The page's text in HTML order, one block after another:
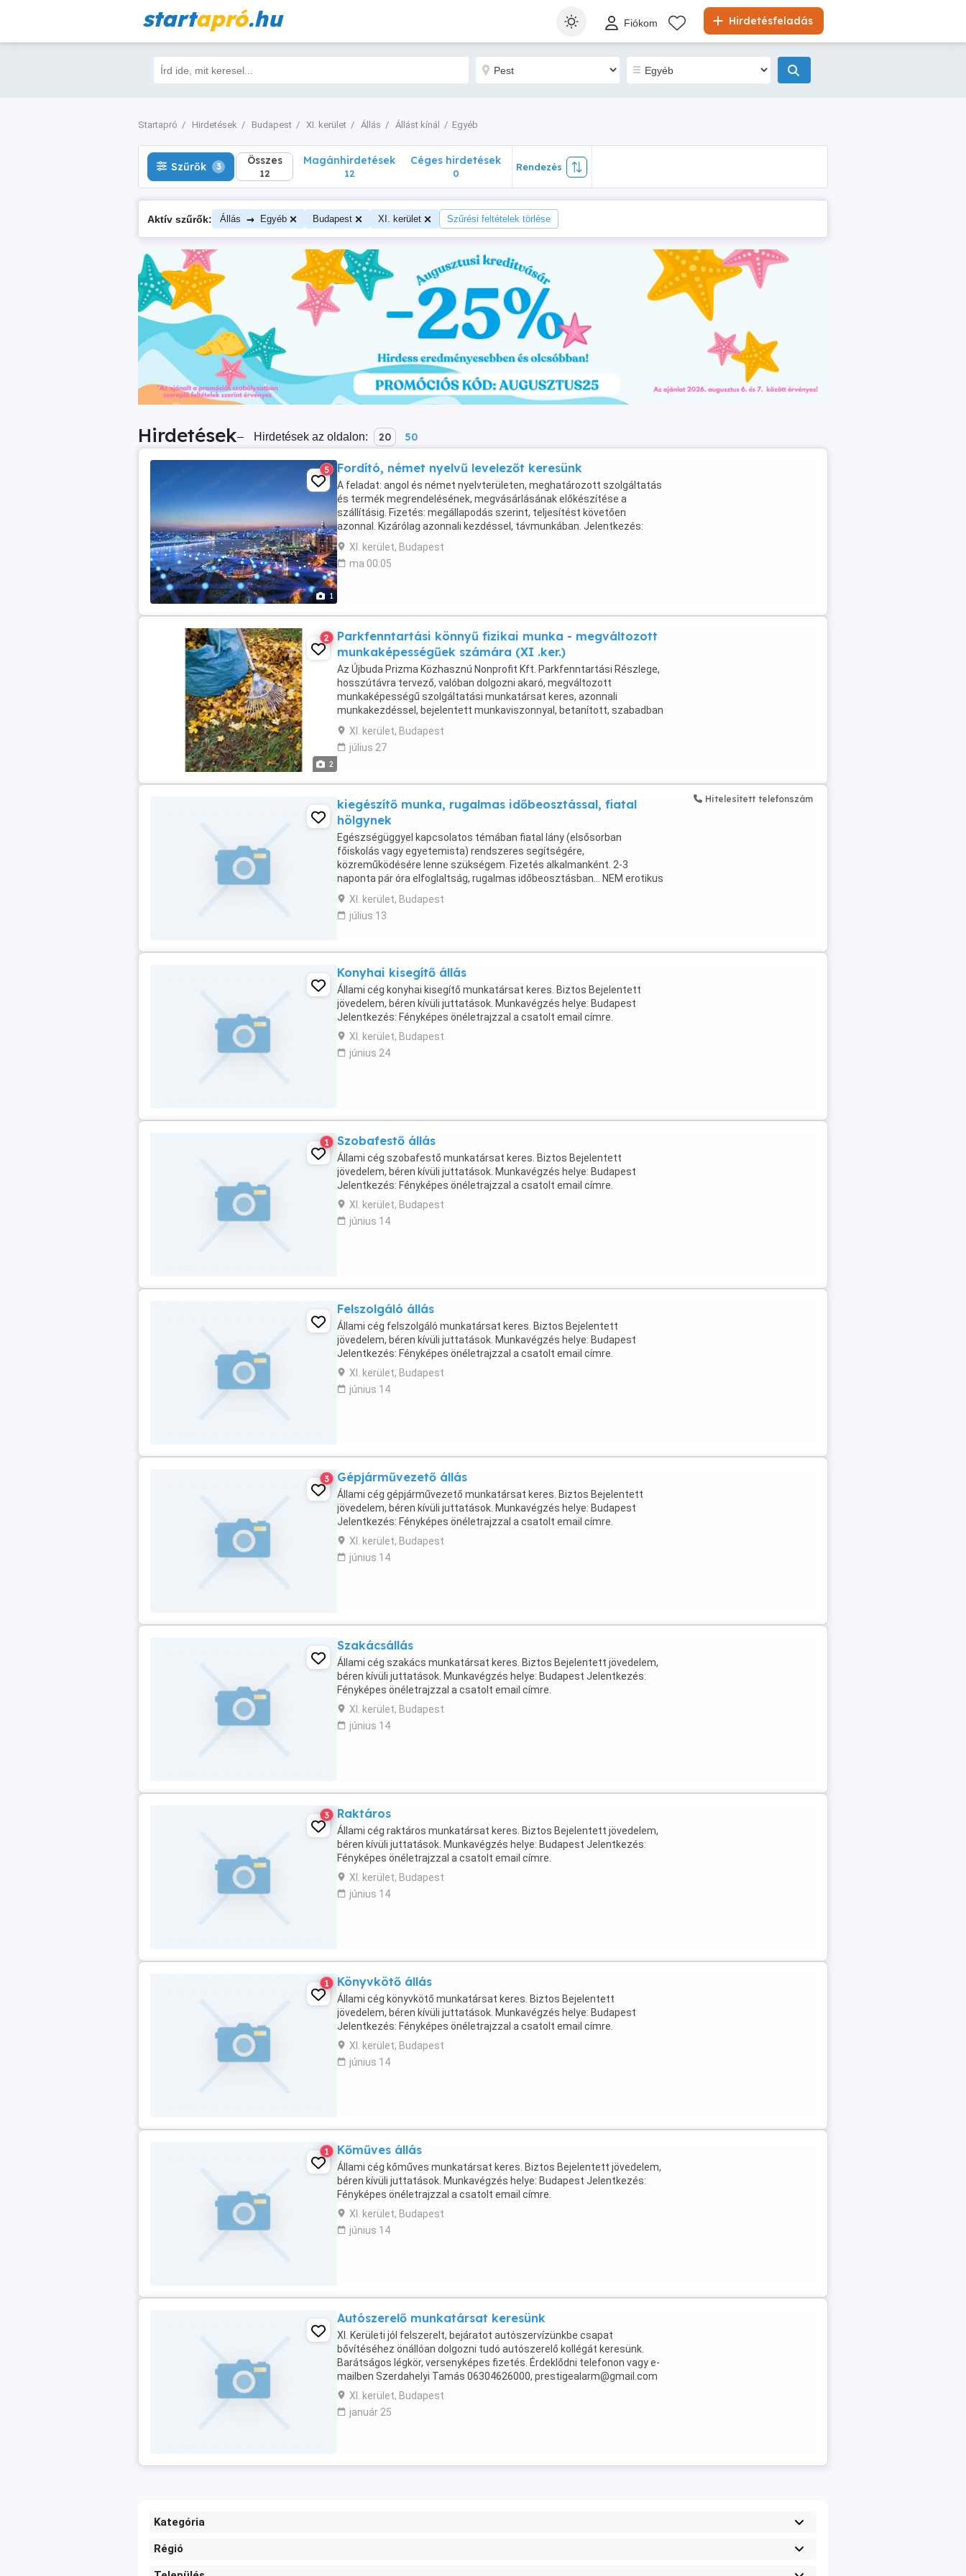
startapró.hu Hirdetésfeladás
Fiókom
Startapró Hirdetések Budapest XI. kerület Állás Állást kínál Egyéb
Szűrők 3 Összes
12
Szűrők 3 Összes
12
Magánhirdetések
12
Céges hirdetések
0
Rendezés
Aktív szűrők: Állás → Egyéb Budapest XI. kerület Szűrési feltételek törlése
Hirdetések– Hirdetések az oldalon: 20 50
1
5 Fordító, német nyelvű levelezőt keresünk
A feladat: angol és német nyelvterületen, meghatározott szolgáltatás
és termék megrendelésének, megvásárlásának előkészítése a
szállításig. Fizetés: megállapodás szerint, teljesítést követően
azonnal. Kizárólag azonnali kezdéssel, távmunkában. Jelentkezés:
írásos bemutatkozással, bérigénnyel.
XI. kerület, Budapest
ma 00:05
2
2
Parkfenntartási könnyű fizikai munka - megváltozott
munkaképességűek számára (XI .ker.)
Az Újbuda Prizma Közhasznú Nonprofit Kft. Parkfenntartási Részlege,
hosszútávra tervező, valóban dolgozni akaró, megváltozott
munkaképességű szolgáltatási munkatársat keres, azonnali
munkakezdéssel, bejelentett munkaviszonnyal, betanított, szabadban
végezhető, könnyű fizikai munkára. XI. kerületi munkavégzés.
Részmunkaidős ...
XI. kerület, Budapest
július 27
kiegészítő munka, rugalmas időbeosztással, fiatal
hölgynek
Egészségüggyel kapcsolatos témában fiatal lány (elsősorban
főiskolás vagy egyetemista) rendszeres segítségére,
közreműködésére lenne szükségem. Fizetés alkalmanként. 2-3
naponta pár óra elfoglaltság, rugalmas időbeosztásban... NEM erotikus
hirdetés, és kapcsolatot sem keresek!!!
XI. kerület, Budapest
július 13
Hitelesített telefonszám
Konyhai kisegítő állás
Állami cég konyhai kisegítő munkatársat keres. Biztos Bejelentett
jövedelem, béren kívüli juttatások. Munkavégzés helye: Budapest
Jelentkezés: Fényképes önéletrajzzal a csatolt email címre.
XI. kerület, Budapest
június 24
1 Szobafestő állás
Állami cég szobafestő munkatársat keres. Biztos Bejelentett
jövedelem, béren kívüli juttatások. Munkavégzés helye: Budapest
Jelentkezés: Fényképes önéletrajzzal a csatolt email címre.
XI. kerület, Budapest
június 14
Felszolgáló állás
Állami cég felszolgáló munkatársat keres. Biztos Bejelentett
jövedelem, béren kívüli juttatások. Munkavégzés helye: Budapest
Jelentkezés: Fényképes önéletrajzzal a csatolt email címre.
XI. kerület, Budapest
június 14
3 Gépjárművezető állás
Állami cég gépjárművezető munkatársat keres. Biztos Bejelentett
jövedelem, béren kívüli juttatások. Munkavégzés helye: Budapest
Jelentkezés: Fényképes önéletrajzzal a csatolt email címre.
XI. kerület, Budapest
június 14
Szakácsállás
Állami cég szakács munkatársat keres. Biztos Bejelentett jövedelem,
béren kívüli juttatások. Munkavégzés helye: Budapest Jelentkezés:
Fényképes önéletrajzzal a csatolt email címre.
XI. kerület, Budapest
június 14
3 Raktáros
Állami cég raktáros munkatársat keres. Biztos Bejelentett jövedelem,
béren kívüli juttatások. Munkavégzés helye: Budapest Jelentkezés:
Fényképes önéletrajzzal a csatolt email címre.
XI. kerület, Budapest
június 14
1 Könyvkötő állás
Állami cég könyvkötő munkatársat keres. Biztos Bejelentett
jövedelem, béren kívüli juttatások. Munkavégzés helye: Budapest
Jelentkezés: Fényképes önéletrajzzal a csatolt email címre.
XI. kerület, Budapest
június 14
1 Kőműves állás
Állami cég kőműves munkatársat keres. Biztos Bejelentett jövedelem,
béren kívüli juttatások. Munkavégzés helye: Budapest Jelentkezés:
Fényképes önéletrajzzal a csatolt email címre.
XI. kerület, Budapest
június 14
Autószerelő munkatársat keresünk
XI. Kerületi jól felszerelt, bejáratot autószervízünkbe csapat
bővítéséhez önállóan dolgozni tudó autószerelő kollégát keresünk.
Barátságos légkör, versenyképes fizetés. Érdeklődni telefonon vagy e-
mailben Szerdahelyi Tamás 06304626000, prestigealarm@gmail.com
XI. kerület, Budapest
január 25
Kategória
Régió